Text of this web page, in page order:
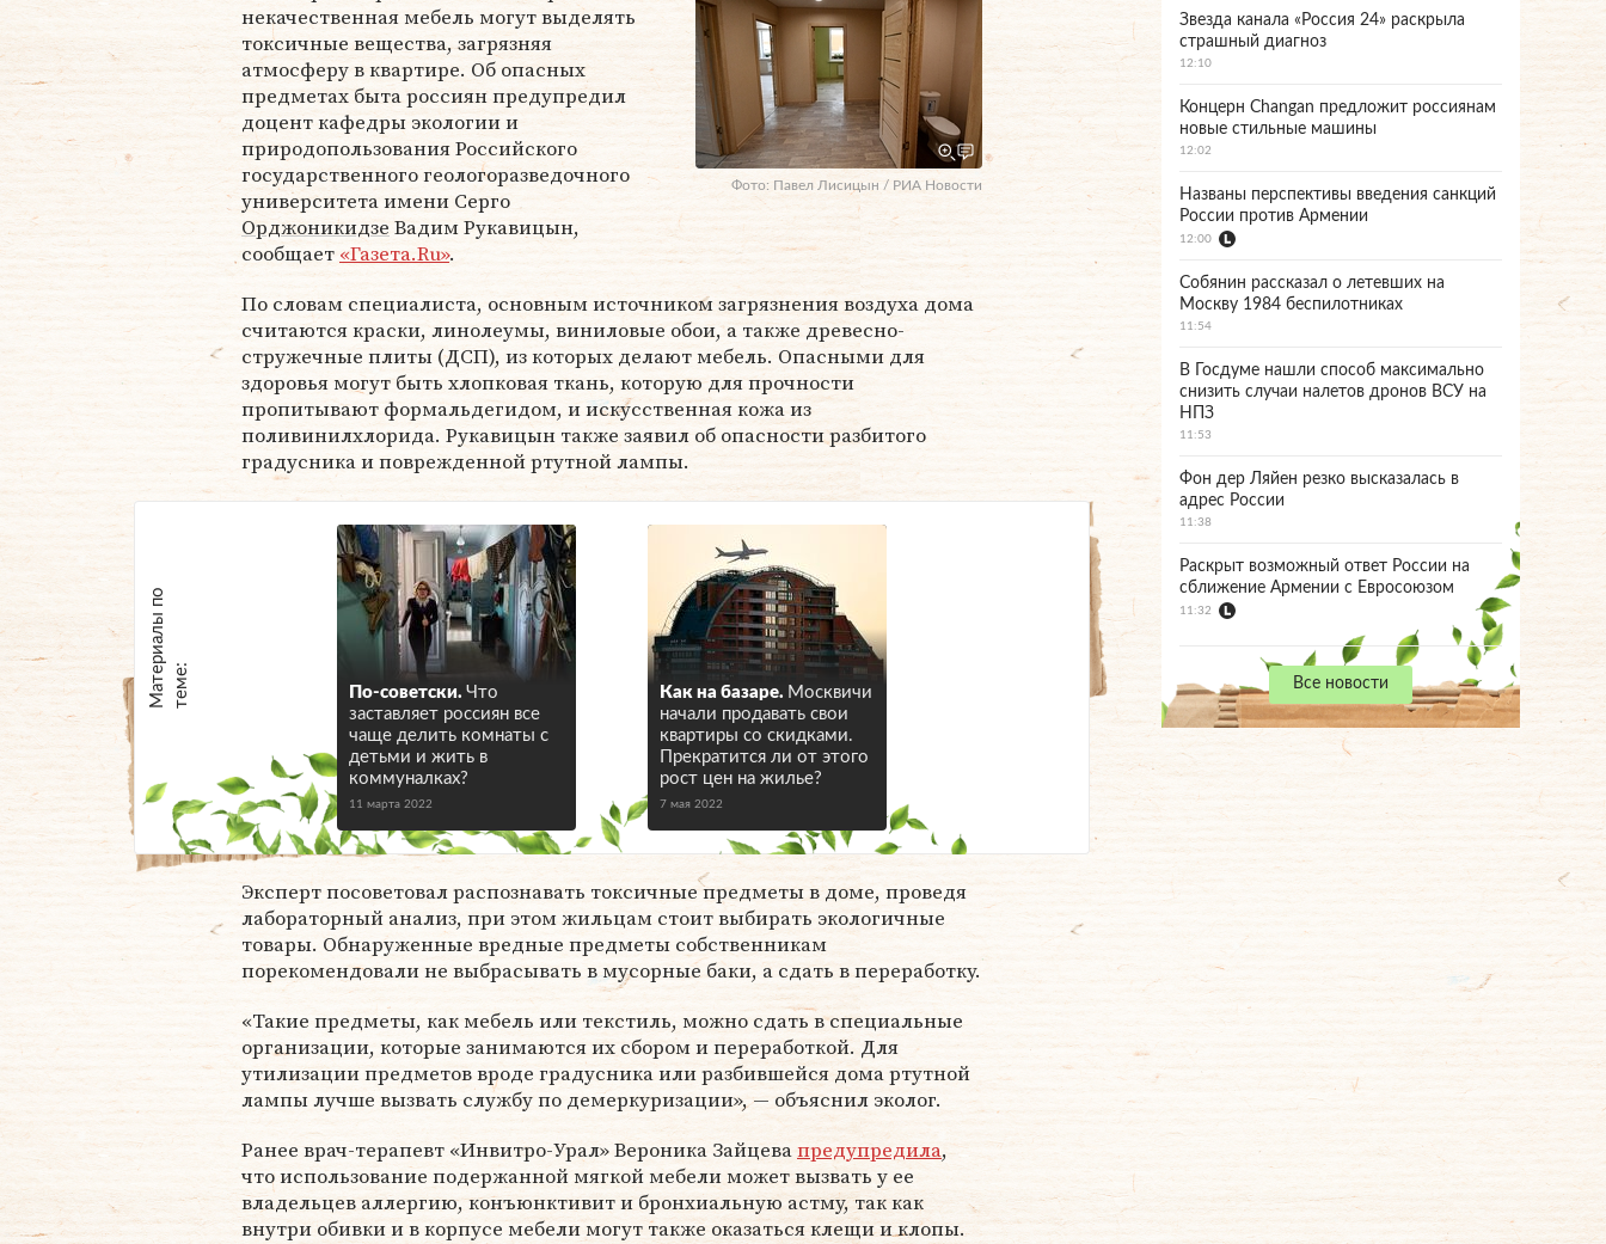
Фото: Павел Лисицын / РИА Новости
некачественная мебель могут выделять
токсичные вещества, загрязняя
атмосферу в квартире. Об опасных
предметах быта россиян предупредил
доцент кафедры экологии и
природопользования Российского
государственного геологоразведочного
университета имени Серго
Орджоникидзе Вадим Рукавицын,
сообщает «Газета.Ru».
По словам специалиста, основным источником загрязнения воздуха дома
считаются краски, линолеумы, виниловые обои, а также древесно-
стружечные плиты (ДСП), из которых делают мебель. Опасными для
здоровья могут быть хлопковая ткань, которую для прочности
пропитывают формальдегидом, и искусственная кожа из
поливинилхлорида. Рукавицын также заявил об опасности разбитого
градусника и поврежденной ртутной лампы.
М
а
т е
р
и
а
л
ы
п
о
т
е
м
е : По-советски. Что
заставляет россиян все
чаще делить комнаты с
детьми и жить в
коммуналках?
11 марта 2022
Как на базаре. Москвичи
начали продавать свои
квартиры со скидками.
Прекратится ли от этого
рост цен на жилье?
7 мая 2022
Эксперт посоветовал распознавать токсичные предметы в доме, проведя
лабораторный анализ, при этом жильцам стоит выбирать экологичные
товары. Обнаруженные вредные предметы собственникам
порекомендовали не выбрасывать в мусорные баки, а сдать в переработку.
«Такие предметы, как мебель или текстиль, можно сдать в специальные
организации, которые занимаются их сбором и переработкой. Для
утилизации предметов вроде градусника или разбившейся дома ртутной
лампы лучше вызвать службу по демеркуризации», — объяснил эколог.
Ранее врач-терапевт «Инвитро-Урал» Вероника Зайцевапредупредила,
что использование подержанной мягкой мебели может вызвать у ее
владельцев аллергию, конъюнктивит и бронхиальную астму, так как
внутри обивки и в корпусе мебели могут также оказаться клещи и клопы.
Звезда канала «Россия 24» раскрыла
страшный диагноз
12:10
Концерн Changan предложит россиянам
новые стильные машины
12:02
Названы перспективы введения санкций
России против Армении
12:00
Собянин рассказал о летевших на
Москву 1984 беспилотниках
11:54
В Госдуме нашли способ максимально
снизить случаи налетов дронов ВСУ на
НПЗ
11:53
Фон дер Ляйен резко высказалась в
адрес России
11:38
Раскрыт возможный ответ России на
сближение Армении с Евросоюзом
11:32
Все новости